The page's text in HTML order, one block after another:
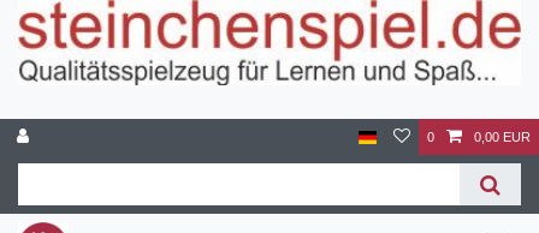
0 0,00 EUR